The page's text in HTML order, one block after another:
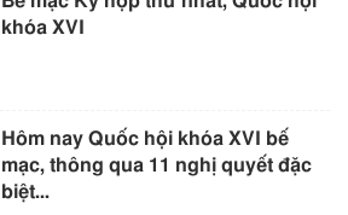
khóa XVI
Hôm nay Quốc hội khóa XVI bế
mạc, thông qua 11 nghị quyết đặc
biệt...